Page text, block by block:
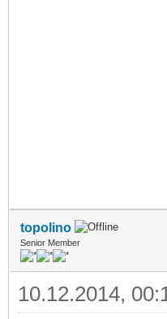
topolino
Senior Member
10.12.2014,